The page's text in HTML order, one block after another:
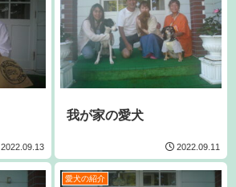
2022.09.13
我が家の愛犬
2022.09.11
愛犬の紹介